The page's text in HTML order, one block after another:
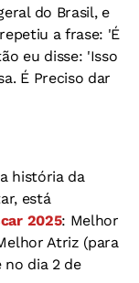
do Brasil, e
a frase: 'É
eu disse: 'Isso
É Preciso dar
história da
está
2025: Melhor
Atriz (para
no dia 2 de